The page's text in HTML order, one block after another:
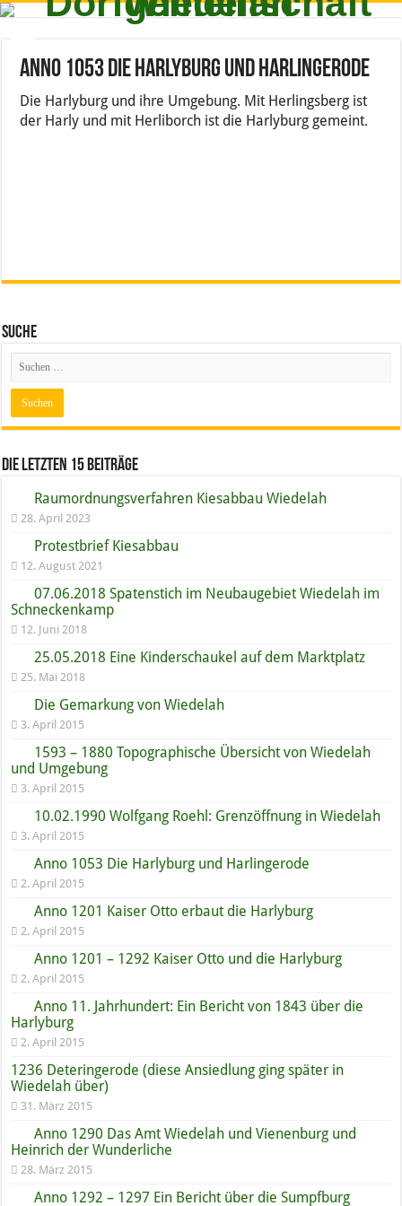
Anno 1053 Die Harlyburg und Harlingerode
Die Harlyburg und ihre Umgebung. Mit Herlingsberg ist
der Harly und mit Herliborch ist die Harlyburg gemeint.
Suche
Die letzten 15 Beiträge
Raumordnungs­verfahren Kiesabbau Wiedelah
28. April 2023
Protestbrief Kiesabbau
12. August 2021
07.06.2018 Spatenstich im Neubaugebiet Wiedelah im
Schneckenkamp
12. Juni 2018
25.05.2018 Eine Kinderschaukel auf dem Marktplatz
25. Mai 2018
Die Gemarkung von Wiedelah
3. April 2015
1593 – 1880 Topographische Übersicht von Wiedelah
und Umgebung
3. April 2015
10.02.1990 Wolfgang Roehl: Grenzöffnung in Wiedelah
3. April 2015
Anno 1053 Die Harlyburg und Harlingerode
2. April 2015
Anno 1201 Kaiser Otto erbaut die Harlyburg
2. April 2015
Anno 1201 – 1292 Kaiser Otto und die Harlyburg
2. April 2015
Anno 11. Jahrhundert: Ein Bericht von 1843 über die
Harlyburg
2. April 2015
1236 Deteringerode (diese Ansiedlung ging später in
Wiedelah über)
31. März 2015
Anno 1290 Das Amt Wiedelah und Vienenburg und
Heinrich der Wunderliche
28. März 2015
Anno 1292 – 1297 Ein Bericht über die Sumpfburg